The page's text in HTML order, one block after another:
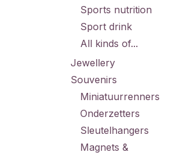
Sports nutrition
Sport drink
All kinds of...
Jewellery
Souvenirs
Miniatuurrenners
Onderzetters
Sleutelhangers
Magnets &